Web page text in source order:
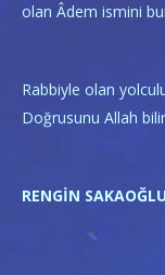
olan Âdem ismini
Rabbiyle olan
Doğrusunu Allah
RENGİN